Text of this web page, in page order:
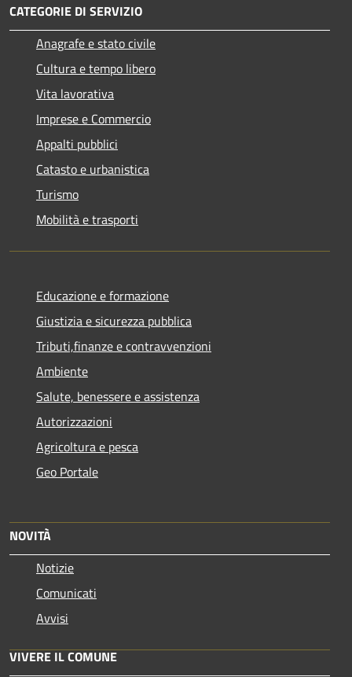
CATEGORIE DI SERVIZIO
Anagrafe e stato civile
Cultura e tempo libero
Vita lavorativa
Imprese e Commercio
Appalti pubblici
Catasto e urbanistica
Turismo
Mobilità e trasporti
Educazione e formazione
Giustizia e sicurezza pubblica
Tributi,finanze e contravvenzioni
Ambiente
Salute, benessere e assistenza
Autorizzazioni
Agricoltura e pesca
Geo Portale
NOVITÀ
Notizie
Comunicati
Avvisi
VIVERE IL COMUNE